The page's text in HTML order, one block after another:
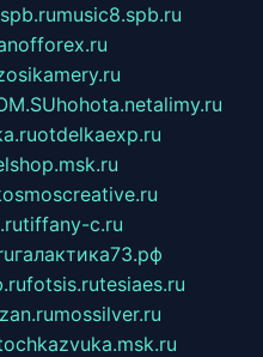
music8.spb.ru
hohota.netalimy.ru
otdelkaexp.ru
tiffany-c.ru
галактика73.рф
fotsis.rutesiaes.ru
mossilver.ru